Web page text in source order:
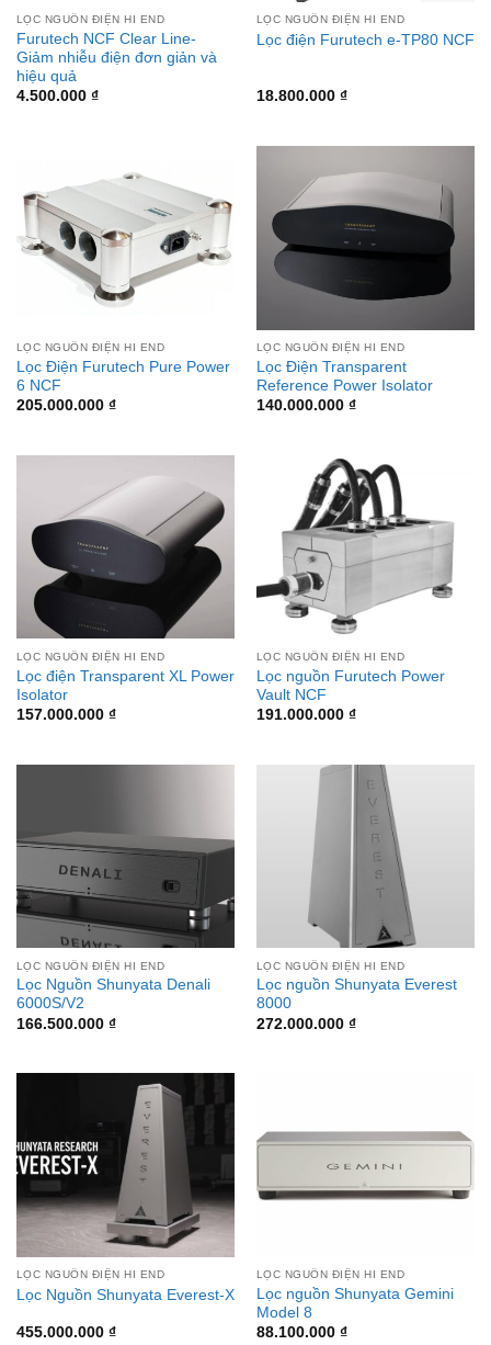
LỌC NGUỒN ĐIỆN HI END
Furutech NCF Clear Line-
Giảm nhiễu điện đơn giản và
hiệu quả
4.500.000 ₫
LỌC NGUỒN ĐIỆN HI END
Lọc điện Furutech e-TP80 NCF
18.800.000 ₫
LỌC NGUỒN ĐIỆN HI END
Lọc Điện Furutech Pure Power
6 NCF
205.000.000 ₫
LỌC NGUỒN ĐIỆN HI END
Lọc Điện Transparent
Reference Power Isolator
140.000.000 ₫
LỌC NGUỒN ĐIỆN HI END
Lọc điện Transparent XL Power
Isolator
157.000.000 ₫
LỌC NGUỒN ĐIỆN HI END
Lọc nguồn Furutech Power
Vault NCF
191.000.000 ₫
LỌC NGUỒN ĐIỆN HI END
Lọc Nguồn Shunyata Denali
6000S/V2
166.500.000 ₫
LỌC NGUỒN ĐIỆN HI END
Lọc nguồn Shunyata Everest
8000
272.000.000 ₫
LỌC NGUỒN ĐIỆN HI END
Lọc Nguồn Shunyata Everest-X
455.000.000 ₫
LỌC NGUỒN ĐIỆN HI END
Lọc nguồn Shunyata Gemini
Model 8
88.100.000 ₫